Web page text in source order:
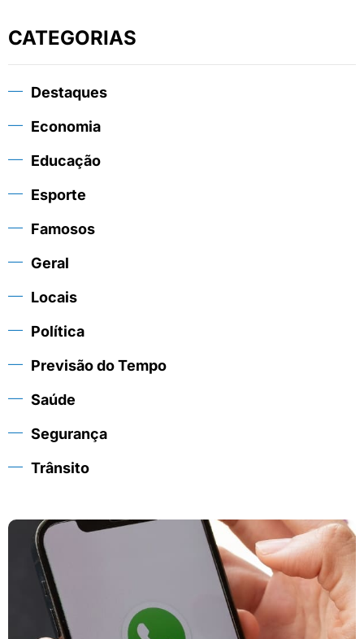
CATEGORIAS
Destaques
Economia
Educação
Esporte
Famosos
Geral
Locais
Política
Previsão do Tempo
Saúde
Segurança
Trânsito